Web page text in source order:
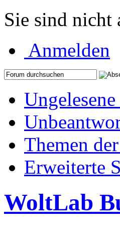
Sie sind nicht
Anmelden
Themen
Erweiterte
WoltLab